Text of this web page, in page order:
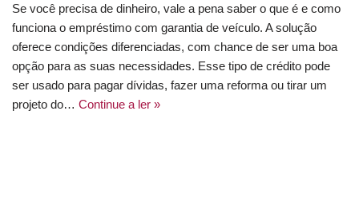
Se você precisa de dinheiro, vale a pena saber o que é e como
funciona o empréstimo com garantia de veículo. A solução
oferece condições diferenciadas, com chance de ser uma boa
opção para as suas necessidades. Esse tipo de crédito pode
ser usado para pagar dívidas, fazer uma reforma ou tirar um
projeto do… Continue a ler »